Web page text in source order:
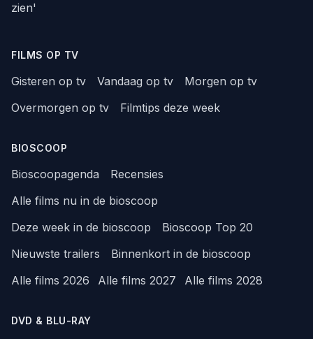
zien'
FILMS OP TV
Gisteren op tv Vandaag op tv
Morgen op tv
Overmorgen op tv
Filmtips deze week
BIOSCOOP
Bioscoopagenda
Recensies
Alle films nu in de bioscoop
Deze week in de bioscoop
Bioscoop Top 20
Nieuwste trailers
Binnenkort in de bioscoop
Alle films 2026
Alle films 2027 Alle films 2028
DVD & BLU-RAY